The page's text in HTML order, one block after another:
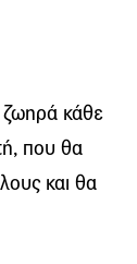
ζωηρά κάθε
που θα
και θα